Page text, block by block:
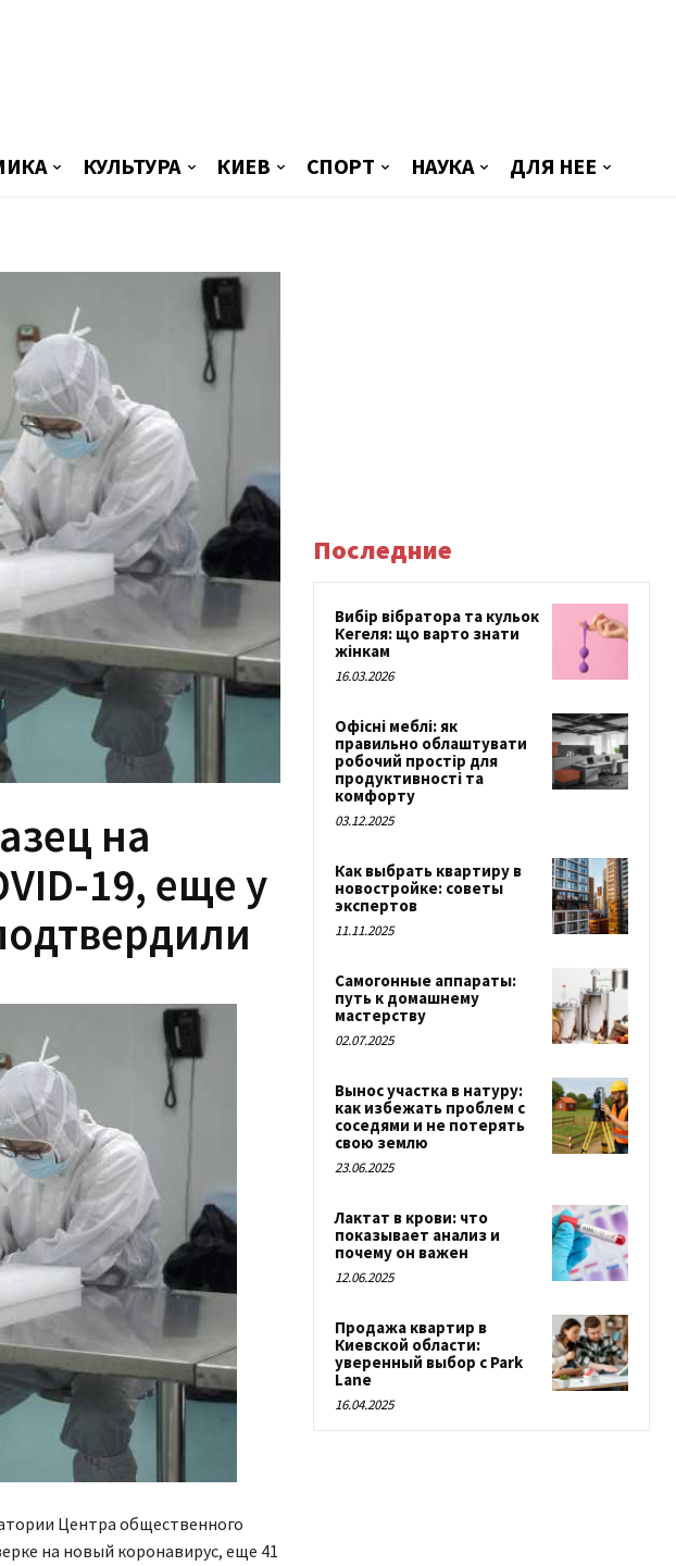
КУЛЬТУРА КИЕВ СПОРТ НАУКА ДЛЯ НЕЕ
на
19, еще у
Центра общественного
на новый коронавирус, еще 41
Последние
Вибір вібратора та кульок
Кегеля: що варто знати
жінкам
16.03.2026
Офісні меблі: як
правильно облаштувати
робочий простір для
продуктивності та
комфорту
03.12.2025
Как выбрать квартиру в
новостройке: советы
экспертов
11.11.2025
Самогонные аппараты:
путь к домашнему
мастерству
02.07.2025
Вынос участка в натуру:
как избежать проблем с
соседями и не потерять
свою землю
23.06.2025
Лактат в крови: что
показывает анализ и
почему он важен
12.06.2025
Продажа квартир в
Киевской области:
уверенный выбор с Park
Lane
16.04.2025